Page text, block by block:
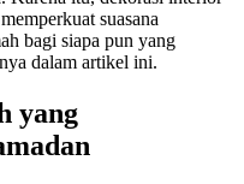
suasana
bagi siapa pun yang
dalam artikel ini.
yang